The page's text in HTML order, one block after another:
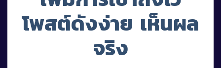
โพสต์ดังง่าย เห็นผล
จริง